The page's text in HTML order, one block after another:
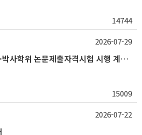
14744
2026학년도 2학기 석·박사학위 논문제출자격시험 시행 계획 공고
15009
2026-07-29
2026-07-22